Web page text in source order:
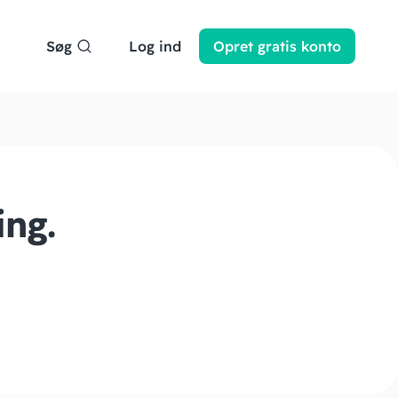
Søg Log ind Opret gratis konto